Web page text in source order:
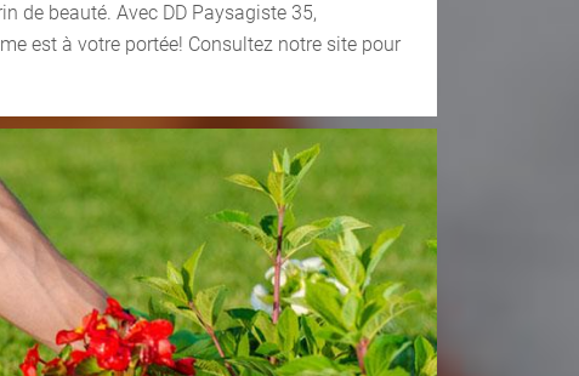
de beauté. Avec DD Paysagiste 35,
est à votre portée! Consultez notre site pour